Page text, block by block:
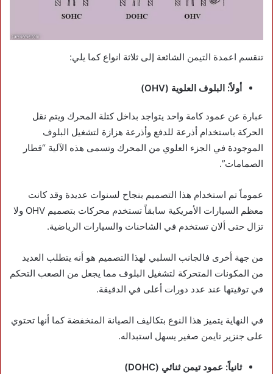
تنقسم اعمدة التيمن الشائعة إلى ثلاثة انواع كما يلي:
أولاً: البلوف العلوية (OHV)
عبارة عن عمود كامة واحد يتواجد بداخل كتلة المحرك ويتم نقل
الحركة باستخدام أذرعة للدفع وأذرعة هزازة لتشغيل البلوف
الموجودة في الجزء العلوي من المحرك وتسمى هذه الآلية “قطار
الصمامات”.
عموماً تم استخدام هذا التصميم بنجاح لسنوات عديدة وقد كانت
معظم السيارات الأمريكية سابقاً تستخدم محركات بتصميم OHV ولا
تزال حتى ألان تستخدم في الشاحنات والسيارات الرياضية.
من جهة أخرى فالجانب السلبي لهذا التصميم هو أنه يتطلب العديد
من المكونات المتحركة لتشغيل البلوف مما يجعل من الصعب التحكم
في توقيتها عند عدد دورات أعلى في الدقيقة.
في النهاية يتميز هذا النوع بتكاليف الصيانة المنخفضة كما أنها تحتوي
على جنزير تايمن صغير يسهل استبداله.
ثانياً: عمود تيمن ثنائي (DOHC)